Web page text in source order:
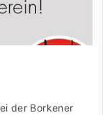
der Borkener